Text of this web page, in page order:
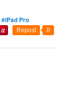
#iPad Pro
Repost 0